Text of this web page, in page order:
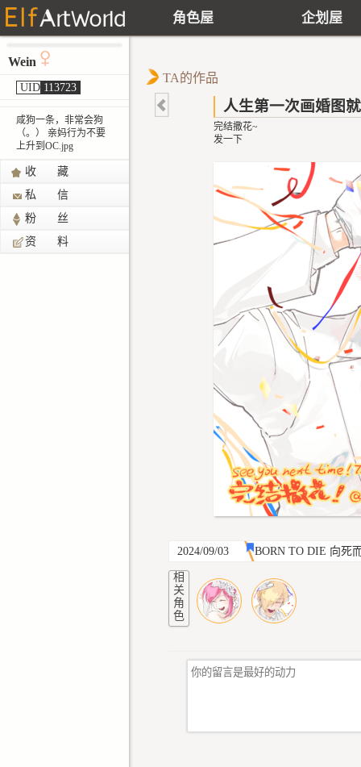
角色屋 企划屋
Wein
UID 113723
咸狗一条，非常会狗
（。） 亲妈行为不要
上升到OC.jpg
收 藏
私 信
粉 丝
资 料
TA的作品
人生第一次画婚图
完结撒花~
发一下
2024/09/03 BORN TO DIE 向死
相
关
角
色